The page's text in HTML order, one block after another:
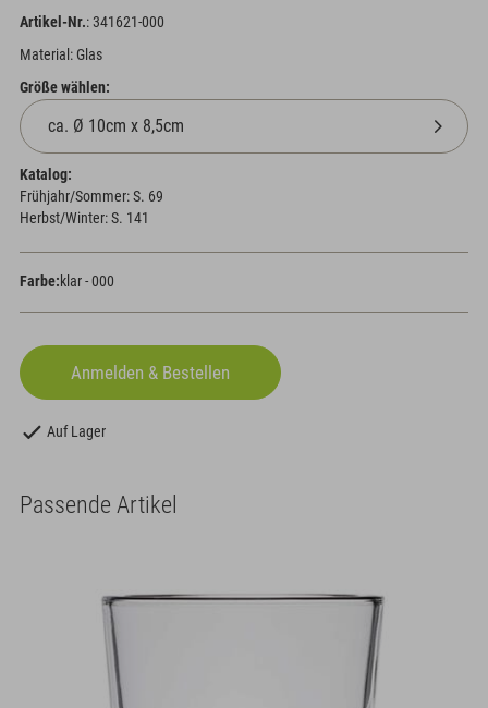
Artikel-Nr.: 341621-000
Material: Glas
Größe wählen:
Katalog:
Frühjahr/Sommer: S. 69
Herbst/Winter: S. 141
Farbe:klar - 000
Auf Lager
Passende Artikel